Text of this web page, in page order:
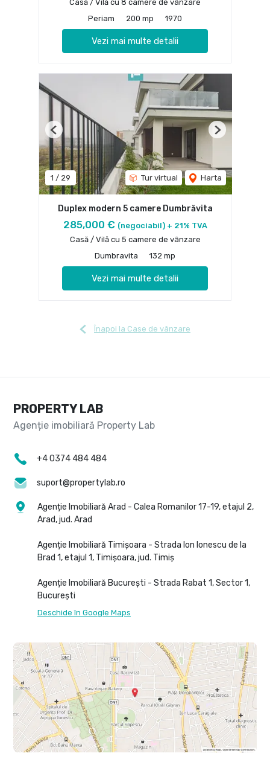
Casă / Vilă cu 8 camere de vânzare
Periam
200 mp 1970
Vezi mai multe detalii
1 / 29 Tur virtual Harta
Previous Next
Duplex modern 5 camere Dumbrăvita
285,000 € (negociabil) + 21% TVA
Casă / Vilă cu 5 camere de vânzare
Dumbravita
132 mp
Vezi mai multe detalii
Înapoi la Case de vânzare
PROPERTY LAB
+4 0374 484 484
suport@propertylab.ro
Agenție Imobiliară Arad - Calea Romanilor 17-19, etajul 2,
Arad, jud. Arad
Agenție Imobiliară Timișoara - Strada Ion Ionescu de la
Brad 1, etajul 1, Timișoara, jud. Timiș
Agenție Imobiliară București - Strada Rabat 1, Sector 1,
București
Deschide în Google Maps